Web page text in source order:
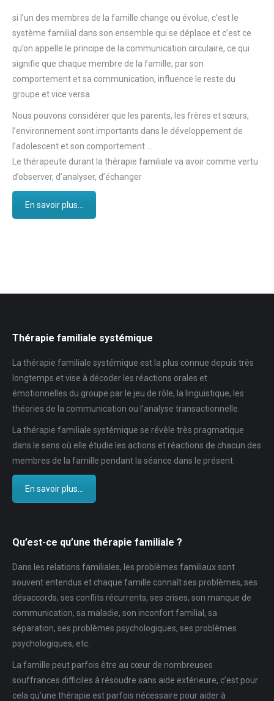
si l’un des membres de la famille change ou évolue, c’est le
système familial dans son ensemble qui se déplace et c’est ce
qu’on appelle le principe de la communication circulaire, ce qui
signifie que chaque membre de la famille, par son
comportement et sa communication, influence le reste du
groupe et vice versa.
Nous pouvons considérer que les parents, les frères et sœurs,
l’environnement sont importants dans le développement de
l’adolescent et son comportement …
Le thérapeute durant la thérapie familiale va avoir comme vertu
d’observer, d’analyser, d’échanger
En savoir plus...
Thérapie familiale systémique
La thérapie familiale systémique est la plus connue depuis très
longtemps et vise à décoder les réactions orales et
émotionnelles du groupe par le jeu de rôle, la linguistique, les
théories de la communication ou l’analyse transactionnelle.
La thérapie familiale systémique se révèle très pragmatique
dans le sens où elle étudie les actions et réactions de chacun des
membres de la famille pendant la séance dans le présent.
En savoir plus...
Qu’est-ce qu’une thérapie familiale ?
Dans les relations familiales, les problèmes familiaux sont
souvent entendus et chaque famille connaît ses problèmes, ses
désaccords, ses conflits récurrents, ses crises, son manque de
communication, sa maladie, son inconfort familial, sa
séparation, ses problèmes psychologiques, ses problèmes
psychologiques, etc.
La famille peut parfois être au cœur de nombreuses
souffrances difficiles à résoudre sans aide extérieure, c’est pour
cela qu’une thérapie est parfois nécessaire pour aider à